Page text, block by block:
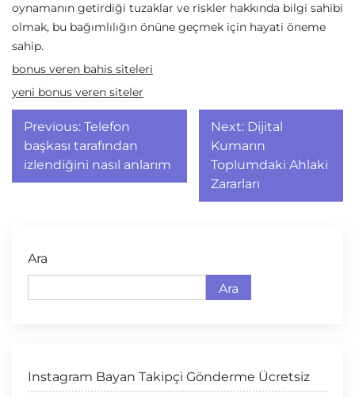
oynamanın getirdiği tuzaklar ve riskler hakkında bilgi sahibi
olmak, bu bağımlılığın önüne geçmek için hayati öneme
sahip.
bonus veren bahis siteleri
yeni bonus veren siteler
Yazı
gezinmesi
Previous: Telefon
başkası tarafından
izlendiğini nasıl anlarım
Next: Dijital
Kumarın
Toplumdaki Ahlaki
Zararları
Ara
Ara
Instagram Bayan Takipçi Gönderme Ücretsiz